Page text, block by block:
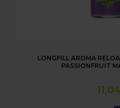
LONGFILL AROMA
PASSIONFRUIT